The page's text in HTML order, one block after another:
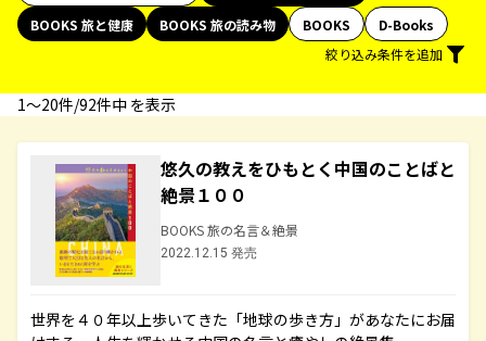
BOOKS 旅と健康
BOOKS 旅の読み物 BOOKS
D-Books
絞り込み条件を追加
1〜20件/92件中 を表示
悠久の教えをひもとく中国のことばと
絶景１００
BOOKS 旅の名言＆絶景
2022.12.15 発売
世界を４０年以上歩いてきた「地球の歩き方」があなたにお届